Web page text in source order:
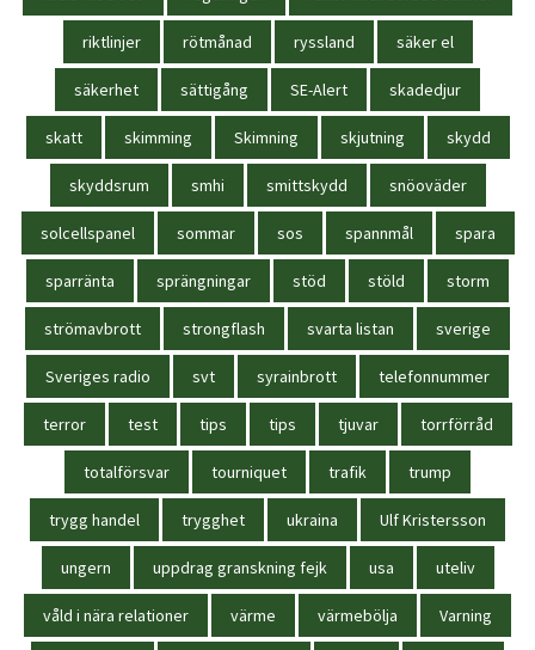
riktlinjer rötmånad ryssland säker el
säkerhet sättigång SE-Alert skadedjur
skatt skimming Skimning skjutning skydd
skyddsrum smhi smittskydd snöoväder
solcellspanel sommar sos spannmål spara
sparränta sprängningar stöd stöld storm
strömavbrott strongflash svarta listan sverige
Sveriges radio svt syrainbrott telefonnummer
terror test tips tips tjuvar torrförråd
totalförsvar tourniquet trafik trump
trygg handel trygghet ukraina Ulf Kristersson
ungern uppdrag granskning fejk usa uteliv
våld i nära relationer värme värmebölja Varning